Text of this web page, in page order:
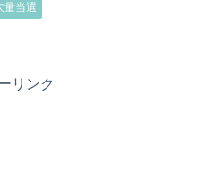
量当選
リンク